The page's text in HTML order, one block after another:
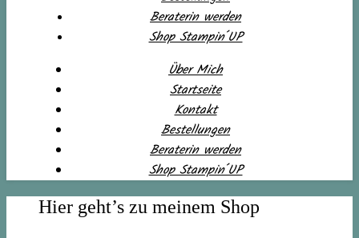
Beraterin werden
Shop Stampin´UP
Über Mich
Startseite
Kontakt
Bestellungen
Beraterin werden
Shop Stampin´UP
Hier geht’s zu meinem Shop